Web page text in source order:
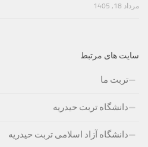
مرداد 18, 1405
سایت های مرتبط
تربت ما
دانشگاه تربت حیدریه
دانشگاه آزاد اسلامی تربت حیدریه